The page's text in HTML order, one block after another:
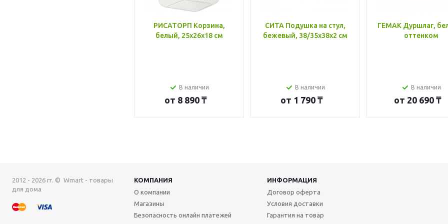
РИСАТОРП Корзина,
белый, 25x26x18 см
В наличии
от 8 890 ₸
СИТА Подушка на стул,
бежевый, 38/35x38x2 см
В наличии
от 1 790 ₸
ГЕМАК Дуршлаг,
оттенком
В наличии
от 20 690 ₸
2012 - 2026 гг. © Wmart - товары
для дома
КОМПАНИЯ
ИНФОРМАЦИЯ
О компании
Магазины
Безопасность онлайн платежей
Договор оферта
Условия доставки
Гарантия на товар